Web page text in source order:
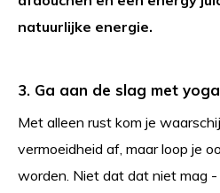
natuurlijke energie.
3. Ga aan de slag met
Met alleen rust kom je
vermoeidheid af, maar loop je
worden. Niet dat dat niet mag